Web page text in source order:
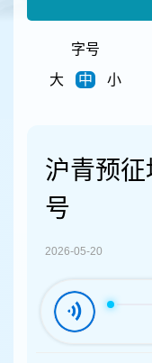
字号
大
中 小
沪青预
号
2026-05-20